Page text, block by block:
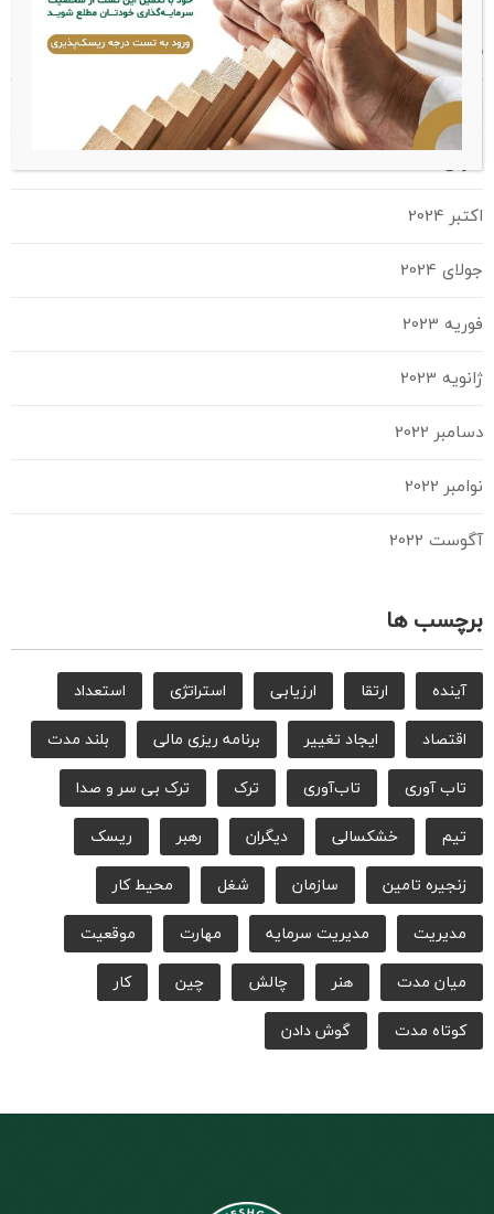
بایگانی
اکتبر 2025
اکتبر 2024
جولای 2024
فوریه 2023
ژانویه 2023
دسامبر 2022
نوامبر 2022
آگوست 2022
برچسب ها
آینده ارتقا ارزیابی استراتژی
استعداد
اقتصاد
ایجاد تغییر برنامه ریزی مالی
بلند مدت
تاب آوری
تاب‌آوری ترک
ترک بی سر و صدا
تیم
خشکسالی دیگران رهبر
ریسک
زنجیره‌ تامین
سازمان شغل
محیط کار
مدیریت
مدیریت سرمایه مهارت
موقعیت
میان مدت
هنر چالش چین
کار
کوتاه مدت
گوش دادن